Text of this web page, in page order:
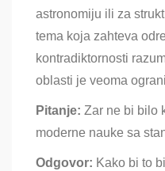
astronomiju ili za
tema koja zahteva
kontradiktornosti
oblasti je veoma
Pitanje: Zar ne bi bilo
moderne nauke sa
Odgovor: Kako bi to